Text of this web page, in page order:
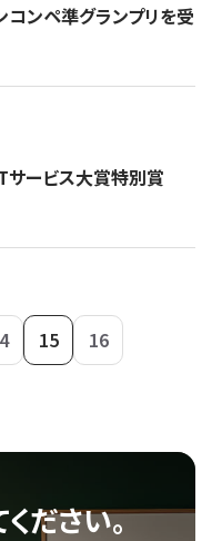
ンペ準グランプリを受
ービス大賞特別賞
15 16
ださい。